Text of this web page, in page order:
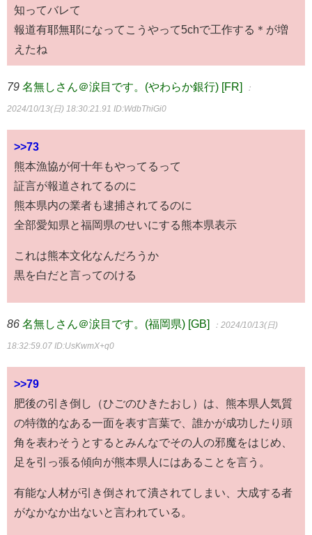
知ってバレて
報道有耶無耶になってこうやって5chで工作する＊が増
えたね
79 名無しさん＠涙目です。(やわらか銀行) [FR] ：
2024/10/13(日) 18:30:21.91 ID:WdbThiGi0
>>73
熊本漁協が何十年もやってるって
証言が報道されてるのに
熊本県内の業者も逮捕されてるのに
全部愛知県と福岡県のせいにする熊本県表示
これは熊本文化なんだろうか
黒を白だと言ってのける
86 名無しさん＠涙目です。(福岡県) [GB] ：2024/10/13(日)
18:32:59.07 ID:UsKwmX+q0
>>79
肥後の引き倒し（ひごのひきたおし）は、熊本県人気質
の特徴的なある一面を表す言葉で、誰かが成功したり頭
角を表わそうとするとみんなでその人の邪魔をはじめ、
足を引っ張る傾向が熊本県人にはあることを言う。
有能な人材が引き倒されて潰されてしまい、大成する者
がなかなか出ないと言われている。